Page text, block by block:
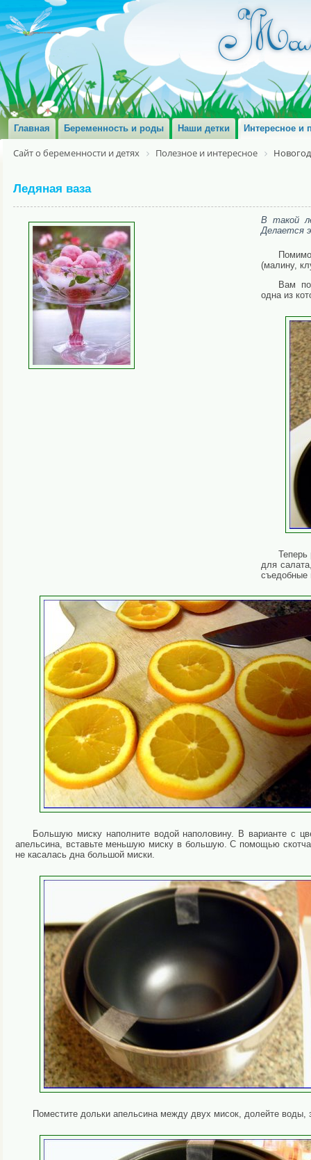
Главная Беременность и роды Наши детки Интересное и
Сайт о беременности и детях Полезное и интересное
Ледяная ваза
В такой
Делается
(малину,
Вам
одна из
Теперь
для
съедобные
Большую миску наполните водой наполовину. В варианте с
апельсина, вставьте меньшую миску в большую. С помощью скотча
не касалась дна большой миски.
Поместите дольки апельсина между двух мисок, долейте воды,